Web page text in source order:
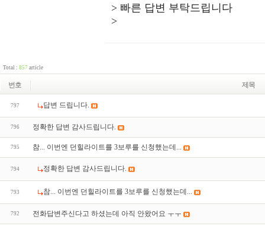
> 빠른 답변 부탁드립니다
>
Total : 857 article
번호 제목
797 답변 드립니다.
796 정확한 답변 감사드립니다.
795 참... 이번엔 던힐라이트를 3보루를 신청했는데...
794 정확한 답변 감사드립니다.
793 참... 이번엔 던힐라이트를 3보루를 신청했는데...
792 전화답변주신다고 하셨는데 아직 안왔어요 ㅜㅜ